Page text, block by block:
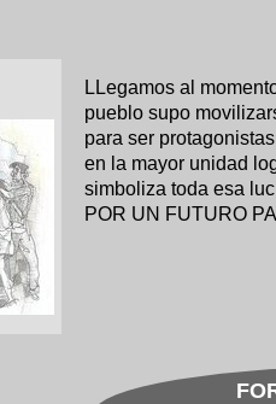
LLegamos al
pueblo supo
para ser
en la mayor unidad
simboliza toda esa
POR UN FUTURO